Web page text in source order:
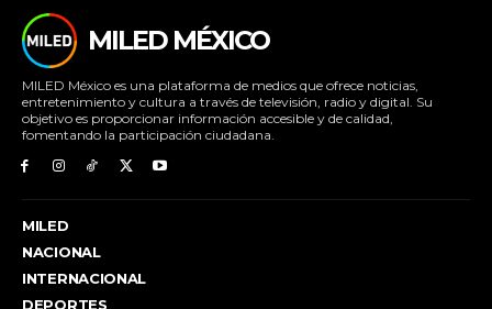
MILED MÉXICO
MILED México es una plataforma de medios que ofrece noticias,
entretenimiento y cultura a través de televisión, radio y digital. Su
objetivo es proporcionar información accesible y de calidad,
fomentando la participación ciudadana.
MILED
NACIONAL
INTERNACIONAL
DEPORTES